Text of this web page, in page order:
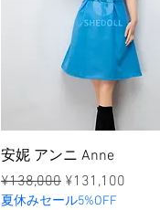
ดูข้อมูลด่วน
安妮 アンニ Anne
ราคาปกติ
¥138,000 ราคาขายลด
¥131,100
夏休みセール5%OFF